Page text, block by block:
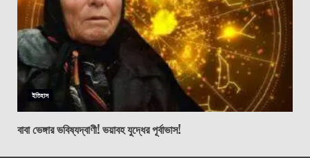
ইতিহাস
বাবা ভেঙ্গার ভবিষ্যদ্বাণী! ভয়াবহ যুদ্ধের পূর্বাভাস!